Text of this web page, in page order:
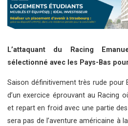
L’attaquant du Racing
sélectionné avec les Pays-Bas
Saison définitivement très rude pour
d’un exercice éprouvant au Racing
et repart en froid avec une partie
sera pas de l’aventure américaine à